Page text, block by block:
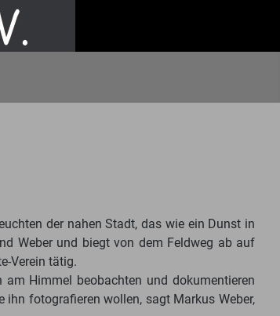
der nahen Stadt, das wie ein Dunst in
Weber und biegt von dem Feldweg ab auf
Verein tätig.
Himmel beobachten und dokumentieren
fotografieren wollen, sagt Markus Weber,